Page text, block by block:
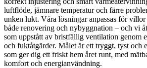
luftflöde, jämnare temperatur och färre
unken lukt. Våra lösningar anpassas för
både renovering och nybyggnation – och vi
som uppstått av bristfällig ventilation genom
och fuktåtgärder. Målet är ett tryggt, tyst och
som ger dig ett friskt hem året runt, med
komfort och energianvändning.